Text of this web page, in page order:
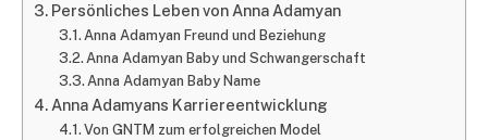
Persönliches Leben von Anna Adamyan
Anna Adamyan Freund und Beziehung
Anna Adamyan Baby und Schwangerschaft
Anna Adamyan Baby Name
Anna Adamyans Karriereentwicklung
Von GNTM zum erfolgreichen Model